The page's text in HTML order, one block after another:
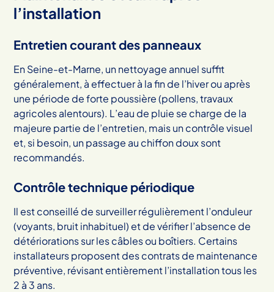
l’installation
Entretien courant des panneaux
En Seine-et-Marne, un nettoyage annuel suffit
généralement, à effectuer à la fin de l’hiver ou après
une période de forte poussière (pollens, travaux
agricoles alentours). L’eau de pluie se charge de la
majeure partie de l’entretien, mais un contrôle visuel
et, si besoin, un passage au chiffon doux sont
recommandés.
Contrôle technique périodique
Il est conseillé de surveiller régulièrement l’onduleur
(voyants, bruit inhabituel) et de vérifier l’absence de
détériorations sur les câbles ou boîtiers. Certains
installateurs proposent des contrats de maintenance
préventive, révisant entièrement l’installation tous les
2 à 3 ans.